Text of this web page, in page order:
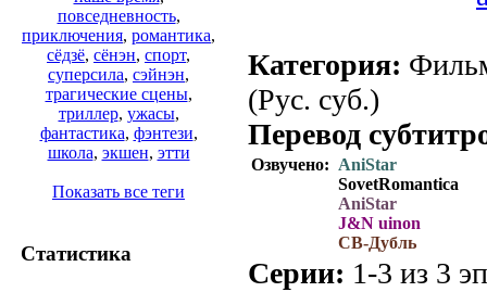
повседневность,
приключения, романтика,
сёдзё, сёнэн, спорт,
суперсила, сэйнэн,
трагические сцены,
триллер, ужасы,
фантастика, фэнтези,
школа, экшен, этти
Показать все теги
Статистика
Категория:
(Рус. суб.)
Перевод
Озвучено: AniStar
SovetRomantica
AniStar
J&N uinon
СВ-Дубль
Серии: 1-3 из 3